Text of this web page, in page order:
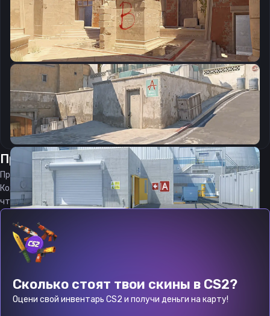
CSGO-ePYZC-c7qaJ-xxOvC-8QSt3-9DmDA
Скопировать
Прицелаббелолот 07.08.2026
Прицел abbelol является актуальным на
07.08.2026
Код прицела
CS 2 стараемся еженедельно обновлять,
чтобы вы могли играть с актуальными настройками игрока.
Сколько стоят твои скины в CS2?
Оцени свой инвентарь CS2 и получи деньги на карту!